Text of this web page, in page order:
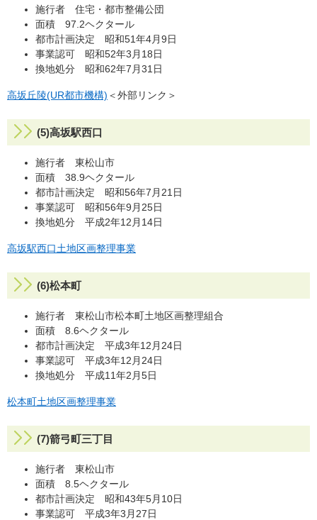
施行者 住宅・都市整備公団
面積 97.2ヘクタール
都市計画決定 昭和51年4月9日
事業認可 昭和52年3月18日
換地処分 昭和62年7月31日
高坂丘陵(UR都市機構) ＜外部リンク＞
(5)高坂駅西口
施行者 東松山市
面積 38.9ヘクタール
都市計画決定 昭和56年7月21日
事業認可 昭和56年9月25日
換地処分 平成2年12月14日
高坂駅西口土地区画整理事業
(6)松本町
施行者 東松山市松本町土地区画整理組合
面積 8.6ヘクタール
都市計画決定 平成3年12月24日
事業認可 平成3年12月24日
換地処分 平成11年2月5日
松本町土地区画整理事業
(7)箭弓町三丁目
施行者 東松山市
面積 8.5ヘクタール
都市計画決定 昭和43年5月10日
事業認可 平成3年3月27日